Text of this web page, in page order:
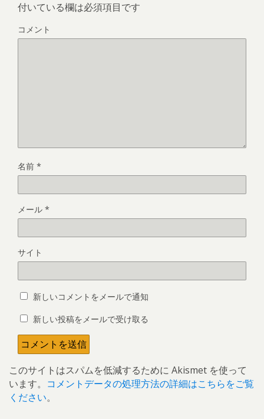
付いている欄は必須項目です
コメント
名前 *
メール *
サイト
新しいコメントをメールで通知
新しい投稿をメールで受け取る
このサイトはスパムを低減するために Akismet を使って
います。 コメントデータの処理方法の詳細はこちらをご覧
ください。